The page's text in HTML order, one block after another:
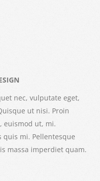
nec, vulputate eget,
ut nisi. Proin
euismod ut, mi.
quis mi. Pellentesque
massa imperdiet quam.